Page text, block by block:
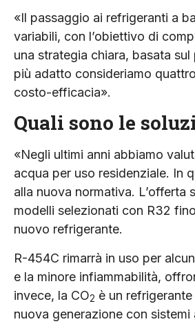
«Il passaggio ai refrigeranti a
variabili, con l’obiettivo di
una strategia chiara, basata
più adatto consideriamo
costo-efficacia».
Quali sono le
«Negli ultimi anni abbiamo
acqua per uso residenziale. In
alla nuova normativa.
modelli selezionati con R32
nuovo refrigerante.
R-454C rimarrà in uso per
e la minore infiammabilità,
invece, la CO2 è un
nuova generazione con sistemi